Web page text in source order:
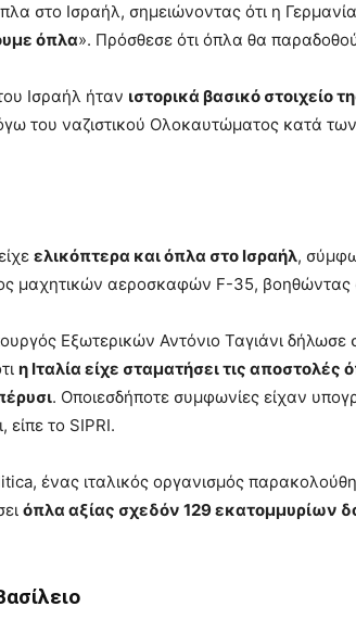
στο Ισραήλ, σημειώνοντας ότι η
όπλα». Πρόσθεσε ότι όπλα θα
Ισραήλ ήταν ιστορικά βασικό στοιχείο
του ναζιστικού Ολοκαυτώματος κατά
ελικόπτερα και όπλα στο Ισραήλ,
μαχητικών αεροσκαφών F-35, βοηθώντας
Εξωτερικών Αντόνιο Ταγιάνι
η Ιταλία είχε σταματήσει τις αποστολές
. Οποιεσδήποτε συμφωνίες είχαν
είπε το SIPRI.
ένας ιταλικός οργανισμός
όπλα αξίας σχεδόν 129 εκατομμυρίων